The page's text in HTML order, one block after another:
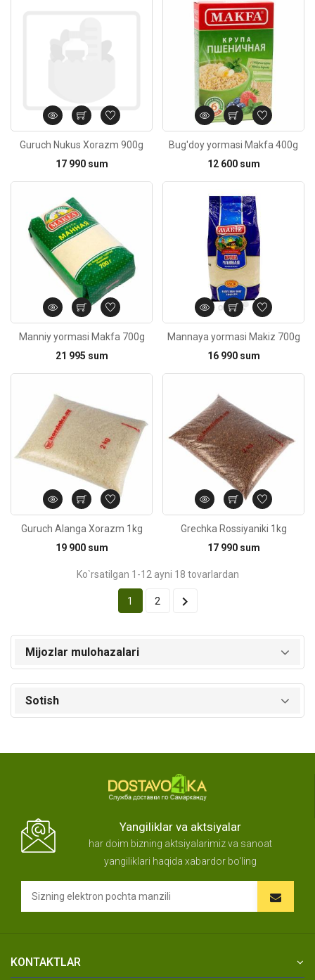
Guruch Nukus Xorazm 900g
17 990 sum
Bug'doy yormasi Makfa 400g
12 600 sum
Manniy yormasi Makfa 700g
21 995 sum
Mannaya yormasi Makiz 700g
16 990 sum
Guruch Alanga Xorazm 1kg
19 900 sum
Grechka Rossiyaniki 1kg
17 990 sum
Ko`rsatilgan 1-12 ayni 18 tovarlardan
1 2 
Mijozlar mulohazalari
Sotish
Yangiliklar va aktsiyalar
har doim bizning aktsiyalarimiz va sanoat
yangiliklari haqida xabardor bo'ling
KONTAKTLAR